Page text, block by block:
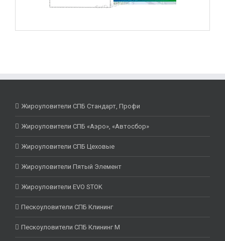
Жироуловители СПБ Стандарт, Профи
Жироуловители СПБ «Аэро», «Автосбор»
Жироуловители СПБ Цеховые
Жироуловители Пятый Элемент
Жироуловители EVO STOK
Пескоуловители СПБ Клининг
Пескоуловители СПБ Клининг М